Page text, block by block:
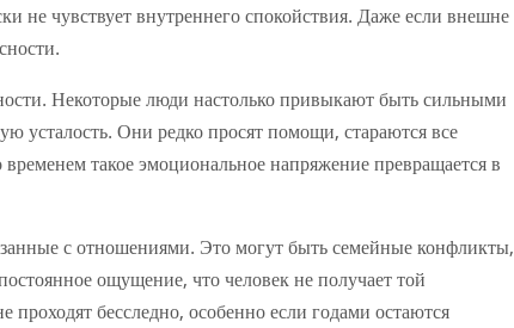
не чувствует внутреннего спокойствия. Даже если внешне
Некоторые люди настолько привыкают быть сильными
усталость. Они редко просят помощи, стараются все
такое эмоциональное напряжение превращается в
с отношениями. Это могут быть семейные конфликты,
ощущение, что человек не получает той
бесследно, особенно если годами остаются